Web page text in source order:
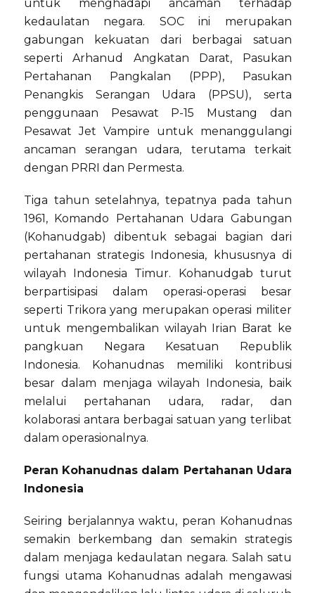
untuk menghadapi ancaman terhadap
kedaulatan negara. SOC ini merupakan
gabungan kekuatan dari berbagai satuan
seperti Arhanud Angkatan Darat, Pasukan
Pertahanan Pangkalan (PPP), Pasukan
Penangkis Serangan Udara (PPSU), serta
penggunaan Pesawat P-15 Mustang dan
Pesawat Jet Vampire untuk menanggulangi
ancaman serangan udara, terutama terkait
dengan PRRI dan Permesta.
Tiga tahun setelahnya, tepatnya pada tahun
1961, Komando Pertahanan Udara Gabungan
(Kohanudgab) dibentuk sebagai bagian dari
pertahanan strategis Indonesia, khususnya di
wilayah Indonesia Timur. Kohanudgab turut
berpartisipasi dalam operasi-operasi besar
seperti Trikora yang merupakan operasi militer
untuk mengembalikan wilayah Irian Barat ke
pangkuan Negara Kesatuan Republik
Indonesia. Kohanudnas memiliki kontribusi
besar dalam menjaga wilayah Indonesia, baik
melalui pertahanan udara, radar, dan
kolaborasi antara berbagai satuan yang terlibat
dalam operasionalnya.
Peran Kohanudnas dalam Pertahanan Udara
Indonesia
Seiring berjalannya waktu, peran Kohanudnas
semakin berkembang dan semakin strategis
dalam menjaga kedaulatan negara. Salah satu
fungsi utama Kohanudnas adalah mengawasi